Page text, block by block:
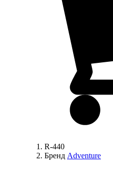
R-440
Бренд Adventure